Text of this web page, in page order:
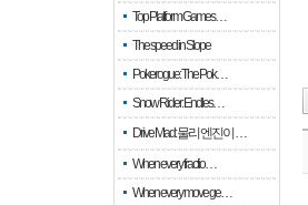
Top Platform Games…
The speed in Slope
Pokerogue: The Pok…
Snow Rider: Endles…
Drive Mad: 물리 엔진이 …
When every fractio…
When every move ge…